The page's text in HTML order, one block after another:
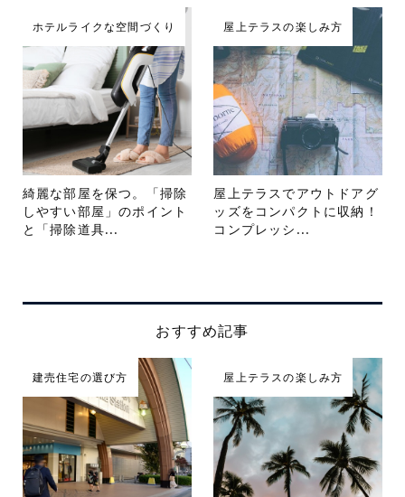
ホテルライクな空間づくり
綺麗な部屋を保つ。「掃除
しやすい部屋」のポイント
と「掃除道具...
屋上テラスの楽しみ方
屋上テラスでアウトドアグ
ッズをコンパクトに収納！
コンプレッシ...
おすすめ記事
建売住宅の選び方 屋上テラスの楽しみ方